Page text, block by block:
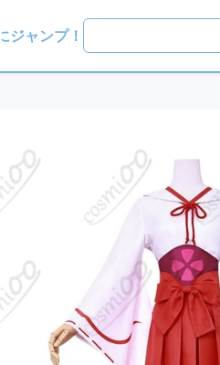
ジャンプ！